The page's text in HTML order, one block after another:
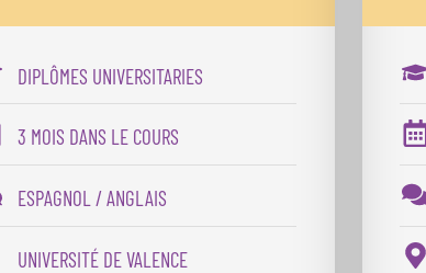
DIPLÔMES UNIVERSITARIES
3 MOIS DANS LE COURS
ESPAGNOL / ANGLAIS
UNIVERSITÉ DE VALENCE